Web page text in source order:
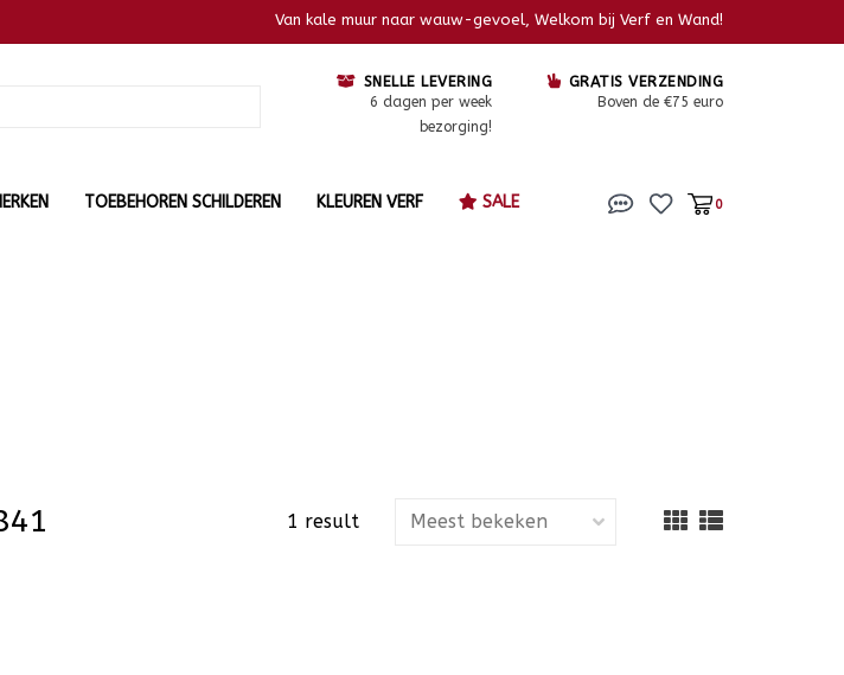
Van kale muur naar wauw-gevoel, Welkom bij Verf en Wand!
SNELLE LEVERING
6 dagen per week
bezorging!
GRATIS VERZENDING
Boven de €75 euro
TOEBEHOREN SCHILDEREN KLEUREN VERF SALE 0
1 result